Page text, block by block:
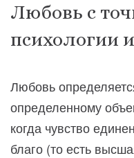
Любовь с
психологии
Любовь
определенному
когда чувство
благо (то есть